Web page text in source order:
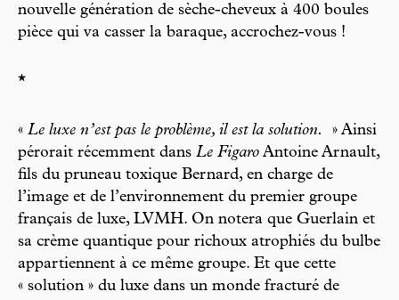
nouvelle génération de sèche-cheveux à 400 boules
pièce qui va casser la baraque, accrochez-vous !
*
« Le luxe n’est pas le problème, il est la solution.
» Ainsi
pérorait récemment dans Le Figaro Antoine Arnault,
fils du pruneau toxique Bernard, en charge de
l’image et de l’environnement du premier groupe
français de luxe, LVMH. On notera que Guerlain et
sa crème quantique pour richoux atrophiés du bulbe
appartiennent à ce même groupe. Et que cette
« solution » du luxe dans un monde fracturé de